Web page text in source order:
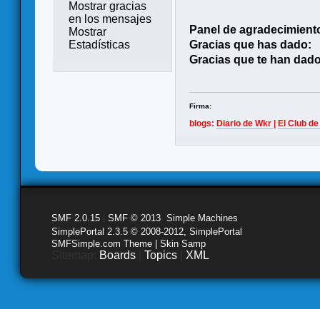
Mostrar gracias
en los mensajes
Mostrar
Estadísticas
Panel de
Gracias que has dado:
Gracias que te han
Firma:
blogs:Diario de Wkr |El Club
SMF 2.0.15 SMF © 2013 Simple Machines
SimplePortal 2.3.5 © 2008-2012, SimplePortal
SMFSimple.com Theme | Skin Samp
Boards Topics XML